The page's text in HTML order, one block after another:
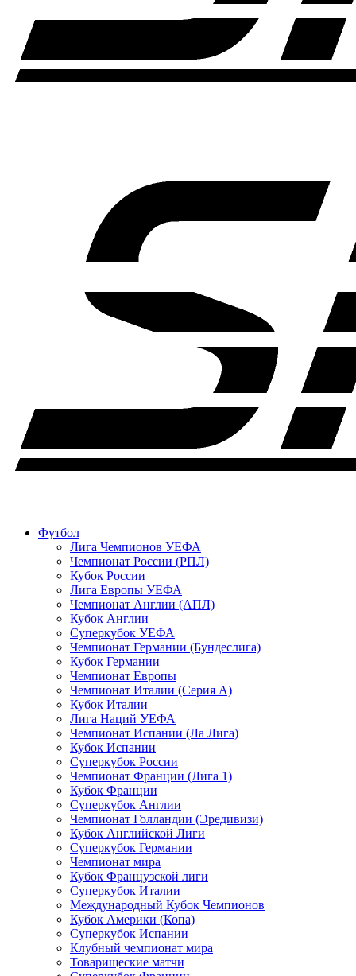
Футбол
Лига Чемпионов УЕФА
Чемпионат России (РПЛ)
Кубок России
Лига Европы УЕФА
Чемпионат Англии (АПЛ)
Кубок Англии
Суперкубок УЕФА
Чемпионат Германии (Бундеслига)
Кубок Германии
Чемпионат Европы
Чемпионат Италии (Серия А)
Кубок Италии
Лига Наций УЕФА
Чемпионат Испании (Ла Лига)
Кубок Испании
Суперкубок России
Чемпионат Франции (Лига 1)
Кубок Франции
Суперкубок Англии
Чемпионат Голландии (Эредивизи)
Кубок Английской Лиги
Суперкубок Германии
Чемпионат мира
Кубок Французской лиги
Суперкубок Италии
Международный Кубок Чемпионов
Кубок Америки (Копа)
Суперкубок Испании
Клубный чемпионат мира
Товарищеские матчи